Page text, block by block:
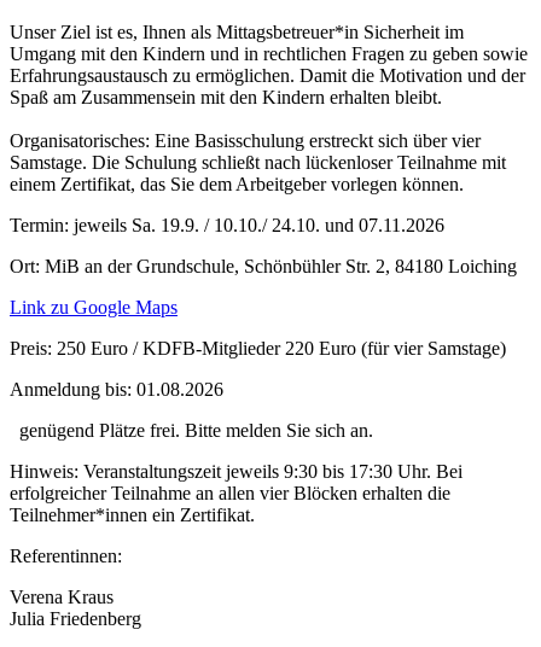
Unser Ziel ist es, Ihnen als Mittagsbetreuer*in Sicherheit im
Umgang mit den Kindern und in rechtlichen Fragen zu geben sowie
Erfahrungsaustausch zu ermöglichen. Damit die Motivation und der
Spaß am Zusammensein mit den Kindern erhalten bleibt.
Organisatorisches: Eine Basisschulung erstreckt sich über vier
Samstage. Die Schulung schließt nach lückenloser Teilnahme mit
einem Zertifikat, das Sie dem Arbeitgeber vorlegen können.
Termin: jeweils Sa. 19.9. / 10.10./ 24.10. und 07.11.2026
Ort: MiB an der Grundschule, Schönbühler Str. 2, 84180 Loiching
Link zu Google Maps
Preis: 250 Euro / KDFB-Mitglieder 220 Euro (für vier Samstage)
Anmeldung bis: 01.08.2026
genügend Plätze frei. Bitte melden Sie sich an.
Hinweis: Veranstaltungszeit jeweils 9:30 bis 17:30 Uhr. Bei
erfolgreicher Teilnahme an allen vier Blöcken erhalten die
Teilnehmer*innen ein Zertifikat.
Referentinnen:
Verena Kraus
Julia Friedenberg